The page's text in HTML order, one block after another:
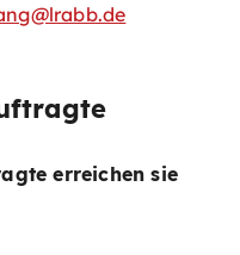
erreichen sie